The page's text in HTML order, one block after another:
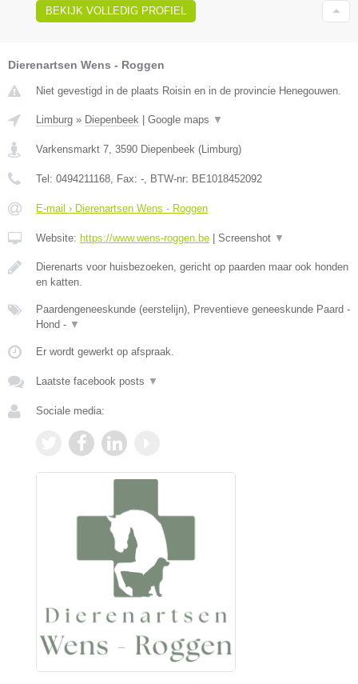
BEKIJK VOLLEDIG PROFIEL
Dierenartsen Wens - Roggen
Niet gevestigd in de plaats Roisin en in de provincie Henegouwen.
Limburg » Diepenbeek | Google maps ▼
Varkensmarkt 7 3590 Diepenbeek (Limburg)
Tel: 0494211168 , Fax: - , BTW-nr: BE1018452092
E-mail › Dierenartsen Wens - Roggen
Website: https://www.wens-roggen.be | Screenshot ▼
Dierenarts voor huisbezoeken, gericht op paarden maar ook honden
en katten.
Paardengeneeskunde (eerstelijn), Preventieve geneeskunde Paard -
Hond - ▼
Er wordt gewerkt op afspraak.
Laatste facebook posts ▼
Sociale media: